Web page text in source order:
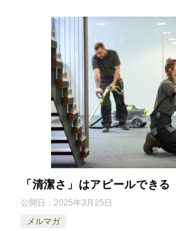
「清潔さ」はアピールできる
公開日： 2025年3月25日
メルマガ